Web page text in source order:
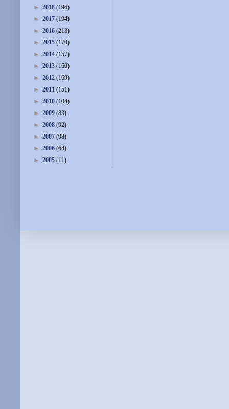
► 2018 (196)
► 2017 (194)
► 2016 (213)
► 2015 (170)
► 2014 (157)
► 2013 (160)
► 2012 (169)
► 2011 (151)
► 2010 (104)
► 2009 (83)
► 2008 (92)
► 2007 (98)
► 2006 (64)
► 2005 (11)